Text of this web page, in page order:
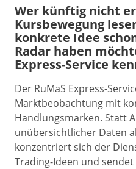
Wer künftig nicht
Kursbewegung
konkrete Idee
Radar haben
Express-Service
Der RuMaS Express-
Marktbeobachtung mit
Handlungsmarken. Statt
unübersichtlicher Daten
konzentriert sich der
Trading-Ideen und